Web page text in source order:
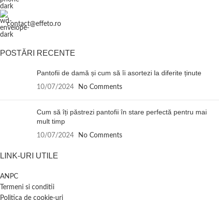
contact@effeto.ro
POSTĂRI RECENTE
Pantofii de damă și cum să îi asortezi la diferite ținute
10/07/2024 No Comments
Cum să îți păstrezi pantofii în stare perfectă pentru mai
mult timp
10/07/2024 No Comments
LINK-URI UTILE
ANPC
Termeni si conditii
Politica de cookie-uri